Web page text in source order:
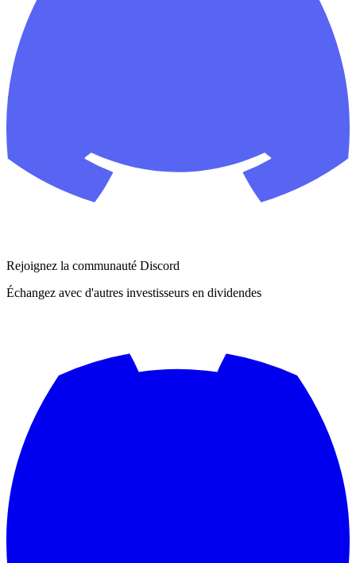
Rejoignez la communauté Discord
Échangez avec d'autres investisseurs en dividendes